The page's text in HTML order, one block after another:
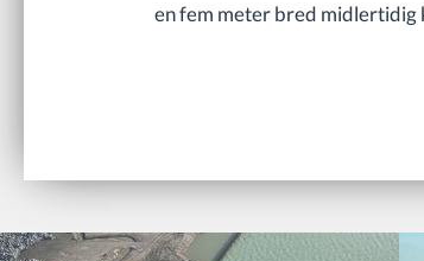
en fem meter bred midlertidig